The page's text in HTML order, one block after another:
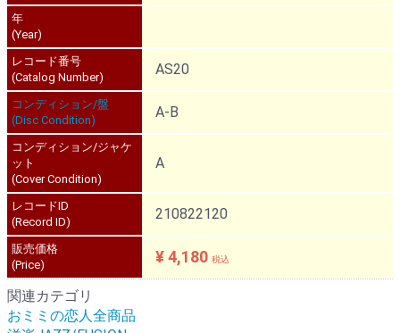
年
(Year)
レコード番号
(Catalog Number)
AS20
コンディション/盤
(Disc Condition)
A-B
コンディション/ジャケ
ット
(Cover Condition)
A
レコードID
(Record ID)
210822120
販売価格
(Price)
¥ 4,180 税込
関連カテゴリ
おミミの恋人全商品